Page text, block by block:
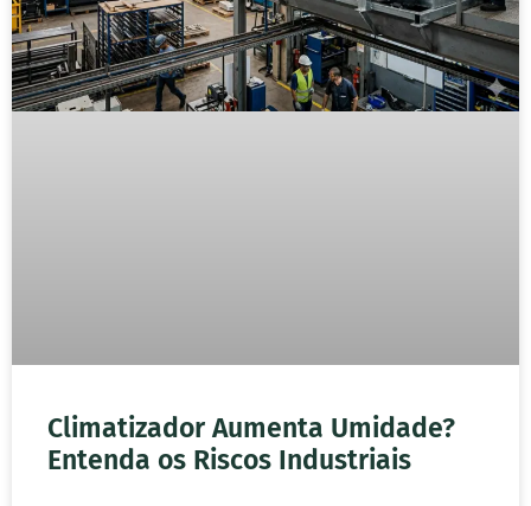
Climatizador Aumenta Umidade?
Entenda os Riscos Industriais